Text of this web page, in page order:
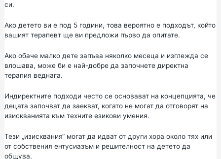
си.
Ако детето ви е под 5 години, това вероятно е подходът, който
вашият терапевт ще ви предложи първо да опитате.
Ако обаче малко дете запъва няколко месеца и изглежда се
влошава, може би е най-добре да започнете директна
терапия веднага.
Индиректните подходи често се основават на концепцията, че
децата започват да заекват, когато не могат да отговорят на
изискванията към техните езикови умения.
Тези „изисквания“ могат да идват от други хора около тях или
от собствения ентусиазъм и решителност на детето да
общува.